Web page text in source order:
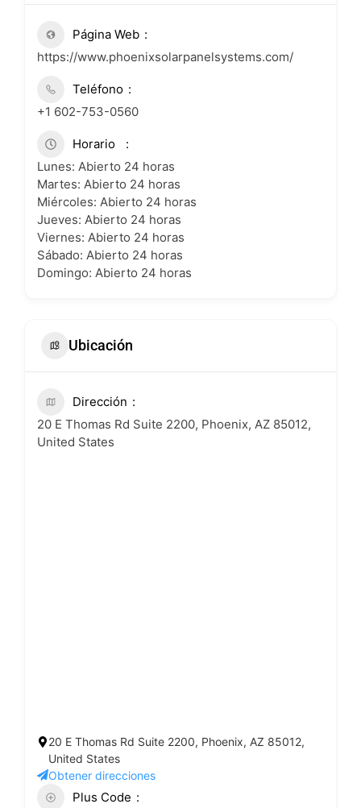
Página Web
https://www.phoenixsolarpanelsystems.com/
Teléfono
+1 602-753-0560
Horario
Lunes: Abierto 24 horas
Martes: Abierto 24 horas
Miércoles: Abierto 24 horas
Jueves: Abierto 24 horas
Viernes: Abierto 24 horas
Sábado: Abierto 24 horas
Domingo: Abierto 24 horas
Ubicación
Dirección
20 E Thomas Rd Suite 2200, Phoenix, AZ 85012,
United States
20 E Thomas Rd Suite 2200, Phoenix, AZ 85012,
United States
Obtener direcciones
Plus Code